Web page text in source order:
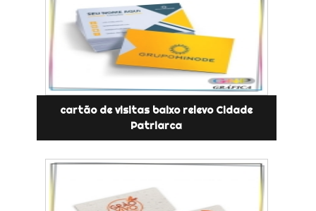
cartão de visitas baixo relevo Cidade
Patriarca